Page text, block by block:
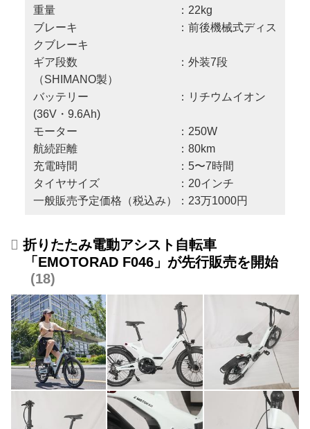
重量 ：22kg
ブレーキ ：前後機械式ディス
クブレーキ
ギア段数 ：外装7段
（SHIMANO製）
バッテリー ：リチウムイオン
(36V・9.6Ah)
モーター ：250W
航続距離 ：80km
充電時間 ：5〜7時間
タイヤサイズ ：20インチ
一般販売予定価格（税込み）：23万1000円
折りたたみ電動アシスト自転車
「EMOTORAD F046」が先行販売を開始
18